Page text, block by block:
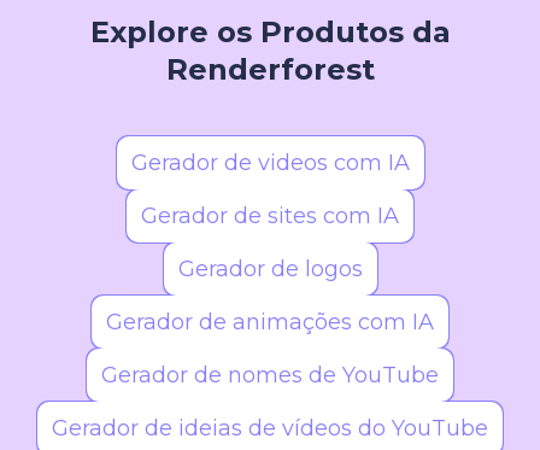
Geométrico — com novidades constantes.
Explore os Produtos da
Renderforest
Gerador de videos com IA
Gerador de sites com IA
Gerador de logos
Gerador de animações com IA
Gerador de nomes de YouTube
Gerador de ideias de vídeos do YouTube